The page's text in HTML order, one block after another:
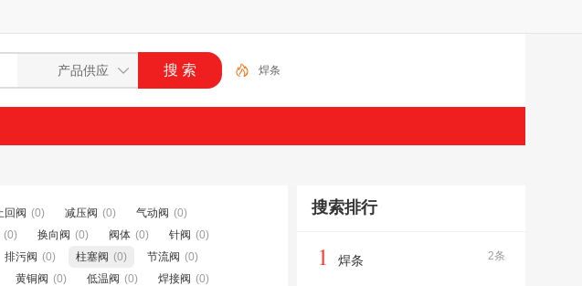
焊条
回阀 (0) 减压阀 (0) 气动阀 (0)
(0) 换向阀 (0) 阀体 (0) 针阀 (0)
排污阀 (0) 柱塞阀 (0) 节流阀 (0)
黄铜阀 (0) 低温阀 (0) 焊接阀 (0)
搜索排行
2条
1 焊条